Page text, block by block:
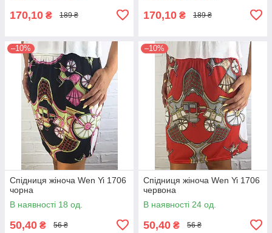
170,10 ₴ 189 ₴ 170,10 ₴ 189 ₴
–10%
Спідниця жіноча Wen Yi 1706
чорна
В наявності 18 од.
50,40 ₴ 56 ₴
–10%
Спідниця жіноча Wen Yi 1706
червона
В наявності 24 од.
50,40 ₴ 56 ₴